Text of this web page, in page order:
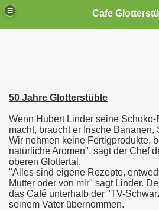
Cafe
50 Jahre Glotterstüble
Wenn Hubert Linder seine
macht, braucht er frische Bananen,
Wir nehmen keine Fertigprodukte,
natürliche Aromen", sagt der Chef
oberen Glottertal.
"Alles sind eigene Rezepte,
Mutter oder von mir" sagt Linder.
das Café unterhalb der "TV-
seinem Vater übernommen.